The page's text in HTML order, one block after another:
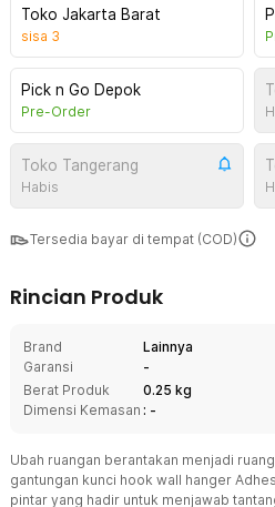
Toko Jakarta Barat
sisa 3
Pick n Go Depok
Pre-Order
Toko Tangerang
Habis
Tersedia bayar di tempat (COD)
Rincian Produk
Brand
Lainnya
Garansi
-
Berat Produk
0.25 kg
Dimensi Kemasan : -
Ubah ruangan berantakan menjadi
gantungan kunci hook wall hanger
pintar yang hadir untuk menjawab